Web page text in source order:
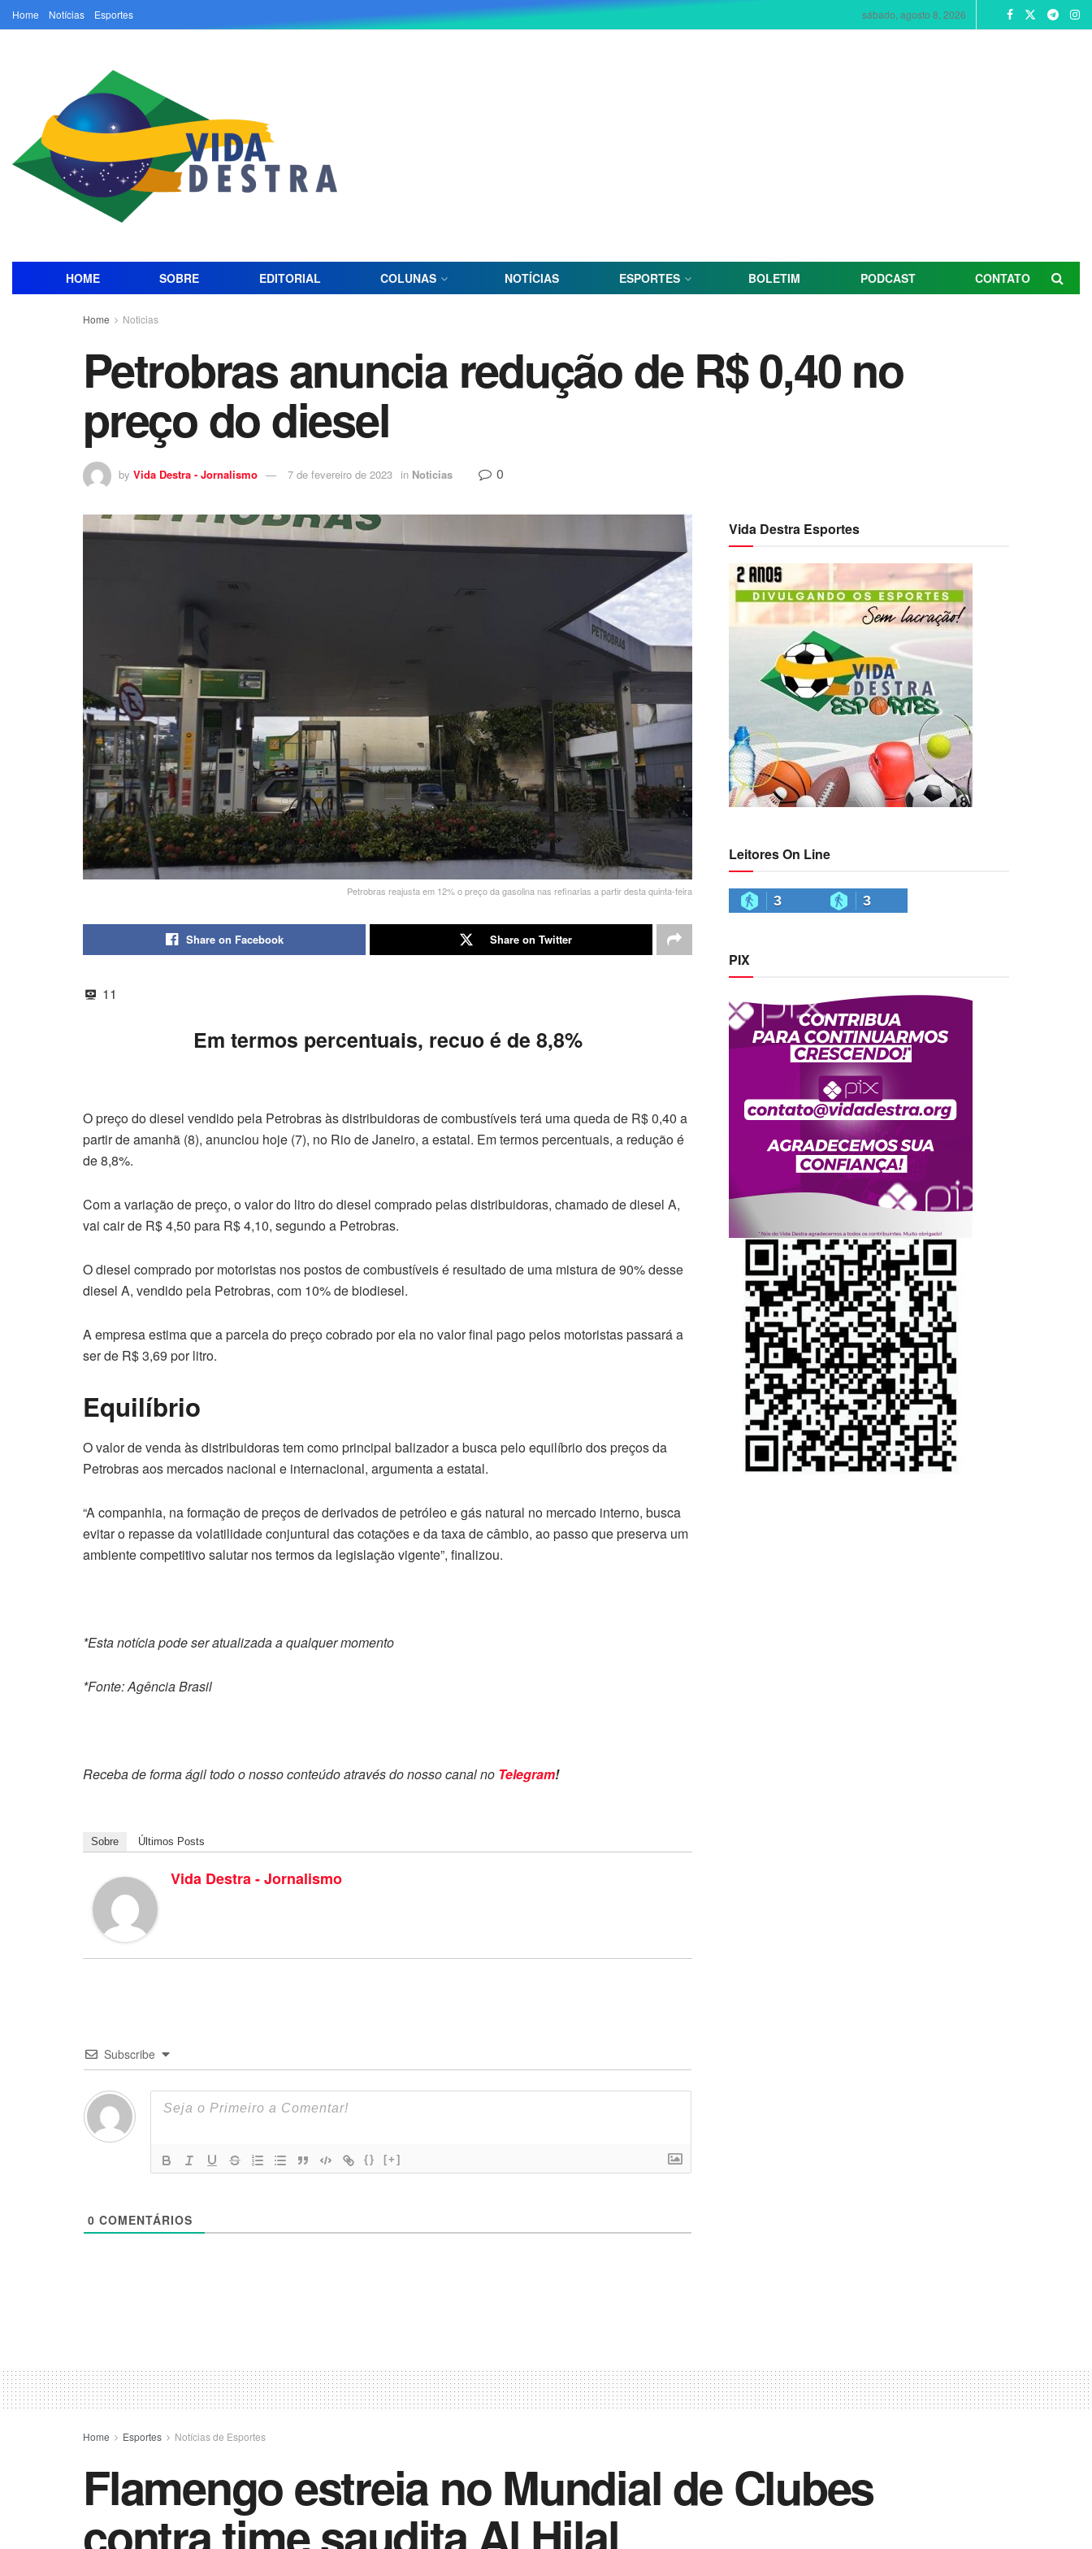
Home Notícias Esportes sábado, agosto 8, 2026
HOME SOBRE EDITORIAL COLUNAS NOTÍCIAS ESPORTES BOLETIM PODCAST CONTATO
Home Noticias
Petrobras anuncia redução de R$ 0,40 no
preço do diesel
by Vida Destra - Jornalismo 7 de fevereiro de 2023 in Noticias 0
Petrobras reajusta em 12% o preço da gasolina nas refinarias a partir desta quinta-feira
Share on Facebook Share on Twitter
11
Em termos percentuais, recuo é de 8,8%
O preço do diesel vendido pela Petrobras às distribuidoras de combustíveis terá uma queda de R$ 0,40 a
partir de amanhã (8), anunciou hoje (7), no Rio de Janeiro, a estatal. Em termos percentuais, a redução é
de 8,8%.
Com a variação de preço, o valor do litro do diesel comprado pelas distribuidoras, chamado de diesel A,
vai cair de R$ 4,50 para R$ 4,10, segundo a Petrobras.
O diesel comprado por motoristas nos postos de combustíveis é resultado de uma mistura de 90% desse
diesel A, vendido pela Petrobras, com 10% de biodiesel.
A empresa estima que a parcela do preço cobrado por ela no valor final pago pelos motoristas passará a
ser de R$ 3,69 por litro.
Equilíbrio
O valor de venda às distribuidoras tem como principal balizador a busca pelo equilíbrio dos preços da
Petrobras aos mercados nacional e internacional, argumenta a estatal.
“A companhia, na formação de preços de derivados de petróleo e gás natural no mercado interno, busca
evitar o repasse da volatilidade conjuntural das cotações e da taxa de câmbio, ao passo que preserva um
ambiente competitivo salutar nos termos da legislação vigente”, finalizou.
*Esta notícia pode ser atualizada a qualquer momento
*Fonte: Agência Brasil
Receba de forma ágil todo o nosso conteúdo através do nosso canal no Telegram!
Sobre Últimos Posts
Vida Destra - Jornalismo
Subscribe
{} [+]
0 COMENTÁRIOS
Vida Destra Esportes
Leitores On Line
3 3
PIX
Home Esportes Notícias de Esportes
Flamengo estreia no Mundial de Clubes